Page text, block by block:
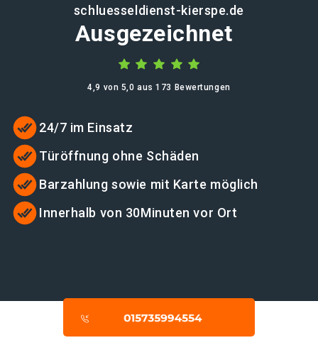
schluesseldienst-kierspe.de
Ausgezeichnet
4,9 von 5,0 aus 173 Bewertungen
24/7 im Einsatz
Türöffnung ohne Schäden
Barzahlung sowie mit Karte möglich
Innerhalb von 30Minuten vor Ort